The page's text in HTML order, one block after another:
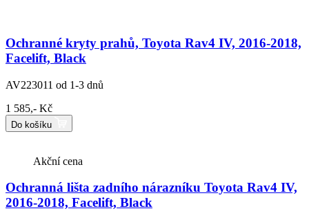
Ochranné kryty prahů, Toyota Rav4 IV, 2016-2018,
Facelift, Black
AV223011 od 1-3 dnů
1 585,- Kč
Do košíku
Akční cena
Ochranná lišta zadního nárazníku Toyota Rav4 IV,
2016-2018, Facelift, Black